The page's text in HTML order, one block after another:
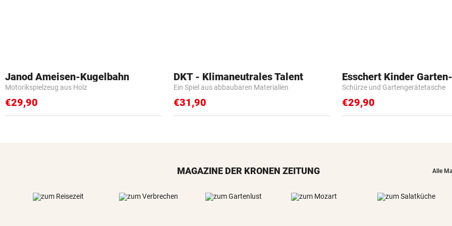
Janod Ameisen-Kugelbahn
Motorikspielzeug aus Holz
€29,90
DKT - Klimaneutrales Talent
Ein Spiel aus abbaubaren Materialien
€31,90
Esschert Kinder Garten-
Schürze und Gartengerätetasche
€29,90
MAGAZINE DER KRONEN ZEITUNG Alle